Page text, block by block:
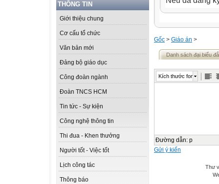
THÔNG TIN
Giới thiệu chung
Cơ cấu tổ chức
Văn bản mới
Đảng bộ giáo dục
Công đoàn ngành
Đoàn TNCS HCM
Tin tức - Sự kiện
Công nghệ thông tin
Thi đua - Khen thưởng
Người tốt - Việc tốt
Lịch công tác
Thông báo
Gốc > Giáo án >
Danh sách đại biểu
Kích thước font
Đường dẫn: p
Gửi ý kiến
Thư